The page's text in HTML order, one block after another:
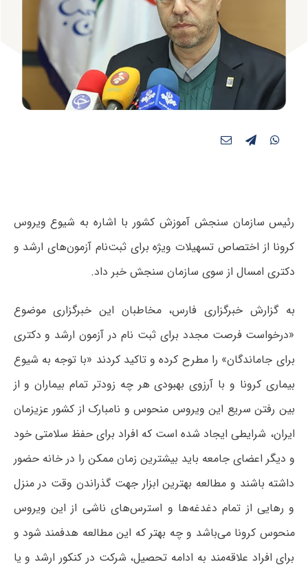
رئیس سازمان سنجش آموزش کشور با اشاره به شیوع ویروس
کرونا از اختصاص تسهیلات ویژه برای ثبت‌نام آزمون‌های ارشد و
دکتری امسال از سوی سازمان سنجش خبر داد.
به گزارش خبرگزاری فارس، مخاطبان این خبرگزاری موضوع
«درخواست فرصت مجدد برای ثبت نام در آزمون ارشد و دکتری
برای جاماندگان» را مطرح کرده و تاکید کردند «با توجه به شیوع
بیماری کرونا و با آرزوی بهبودی هر چه زودتر تمام بیماران و از
بین رفتن سریع این ویروس منحوس و نامبارک از کشور عزیزمان
ایران، شرایطی ایجاد شده است که افراد برای حفظ سلامتی خود
و دیگر اعضای جامعه باید بیشترین زمان ممکن را در خانه حضور
داشته باشند و مطالعه بهترین ابزار جهت گذراندن وقت در منزل
و رهایی از تمام دغدغه‌ها و استرس‌های ناشی از این ویروس
منحوس کرونا می‌باشد و چه بهتر که این مطالعه هدفمند شود و
برای افراد علاقه‌مند به ادامه تحصیل، شرکت در کنکور ارشد و یا